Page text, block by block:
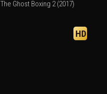
The Ghost Boxing 2 (2017)
HD